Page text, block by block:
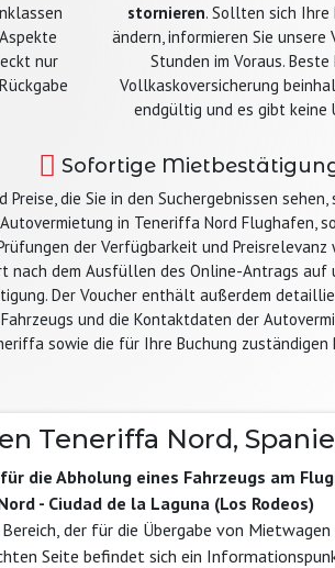
nur
stornieren. Sollten sich
ändern, informieren Sie
Stunden im Voraus. Beste
Vollkaskoversicherung
endgültig und es gibt keine
Sofortige
Preise, die Sie in den Suchergebnissen
in Teneriffa Nord Flughafen,
der Verfügbarkeit und Preisrelevanz
nach dem Ausfüllen des Online-Antrags auf
Der Voucher enthält außerdem
und die Kontaktdaten der
sowie die für Ihre Buchung zuständigen
Teneriffa Nord,
die Abholung eines Fahrzeugs am
- Ciudad de la Laguna (Los Rodeos)
der für die Übergabe von Mietwagen
Seite befindet sich ein